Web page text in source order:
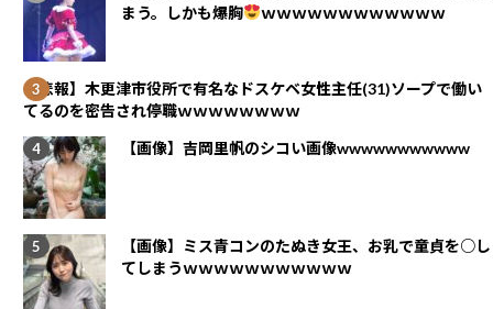
まう。しかも爆胸
ｗｗｗｗｗｗｗｗｗｗｗｗ
【悲報】木更津市役所で有名なドスケベ女性主任(31)ソープで働い
てるのを密告され停職ｗｗｗｗｗｗｗｗ
【画像】吉岡里帆のシコい画像wwwwwwwwwww
【画像】ミス青コンのたぬき女王、お乳で童貞を○し
てしまうｗｗｗｗｗｗｗｗｗｗｗ